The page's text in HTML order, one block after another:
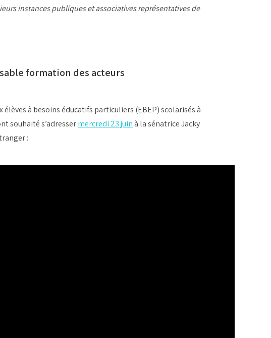
instances publiques et associatives représentatives de
formation des acteurs
à besoins éducatifs particuliers (EBEP) scolarisés à
souhaité s’adressermercredi 23 juinà la sénatrice Jacky
: